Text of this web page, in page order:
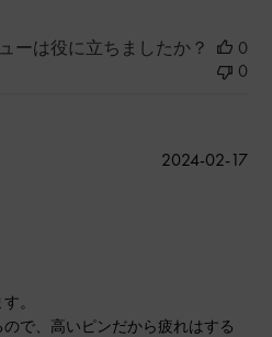
ーは役に立ちましたか？
0
0
。
で、高いピンだから疲れはする
公
2024-02-17